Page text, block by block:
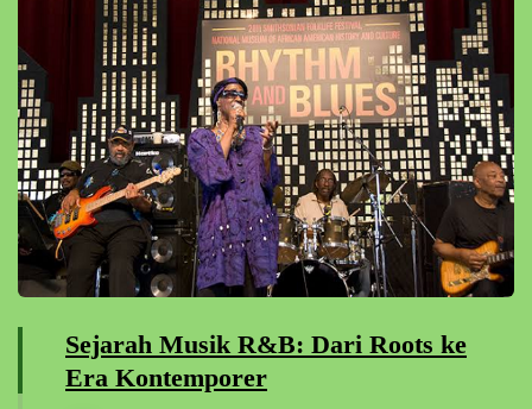
Sejarah Musik R&B: Dari Roots ke
Era Kontemporer